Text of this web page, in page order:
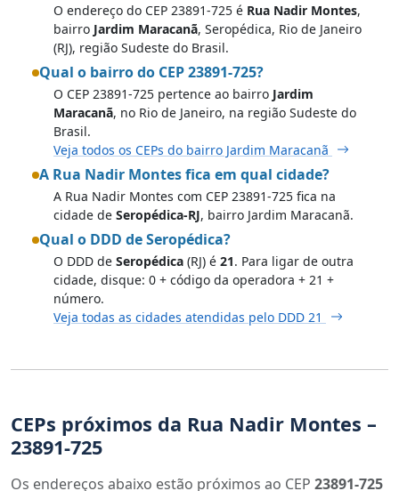
O endereço do CEP 23891-725 é Rua Nadir Montes,
bairro Jardim Maracanã, Seropédica, Rio de Janeiro
(RJ), região Sudeste do Brasil.
Qual o bairro do CEP 23891-725?
O CEP 23891-725 pertence ao bairro Jardim
Maracanã, no Rio de Janeiro, na região Sudeste do
Brasil.
Veja todos os CEPs do bairro Jardim Maracanã
A Rua Nadir Montes fica em qual cidade?
A Rua Nadir Montes com CEP 23891-725 fica na
cidade de Seropédica-RJ, bairro Jardim Maracanã.
Qual o DDD de Seropédica?
O DDD de Seropédica (RJ) é 21. Para ligar de outra
cidade, disque: 0 + código da operadora + 21 +
número.
Veja todas as cidades atendidas pelo DDD 21
CEPs próximos da Rua Nadir Montes –
23891-725
Os endereços abaixo estão próximos ao CEP 23891-725